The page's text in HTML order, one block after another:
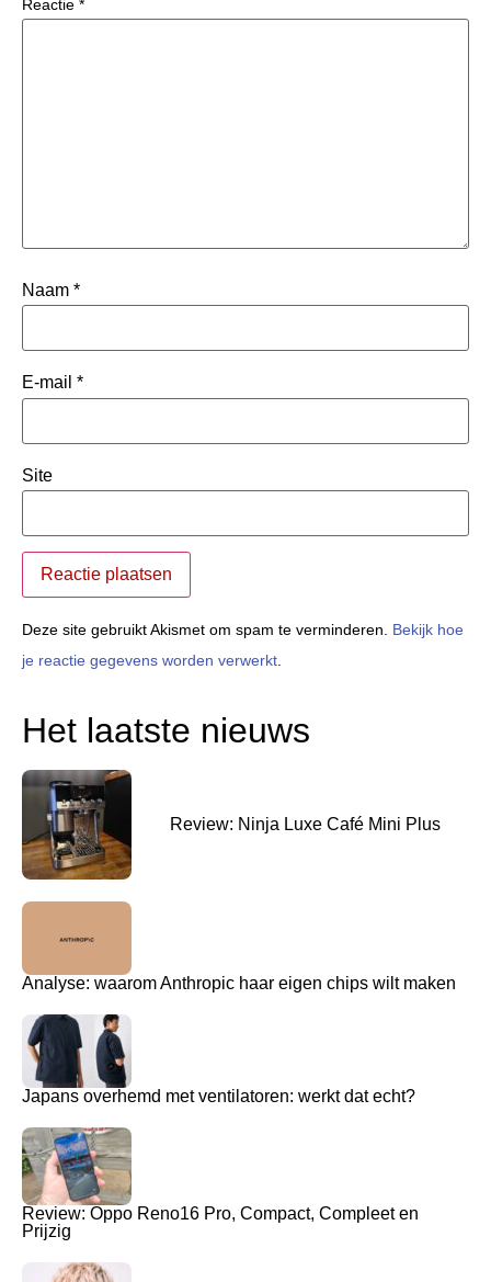
Reactie *
Naam *
E-mail *
Site
Deze site gebruikt Akismet om spam te verminderen. Bekijk hoe
je reactie gegevens worden verwerkt
Het laatste nieuws
Review: Ninja Luxe Café Mini Plus
Analyse: waarom Anthropic haar eigen chips wilt maken
Japans overhemd met ventilatoren: werkt dat echt?
Review: Oppo Reno16 Pro, Compact, Compleet en
Prijzig